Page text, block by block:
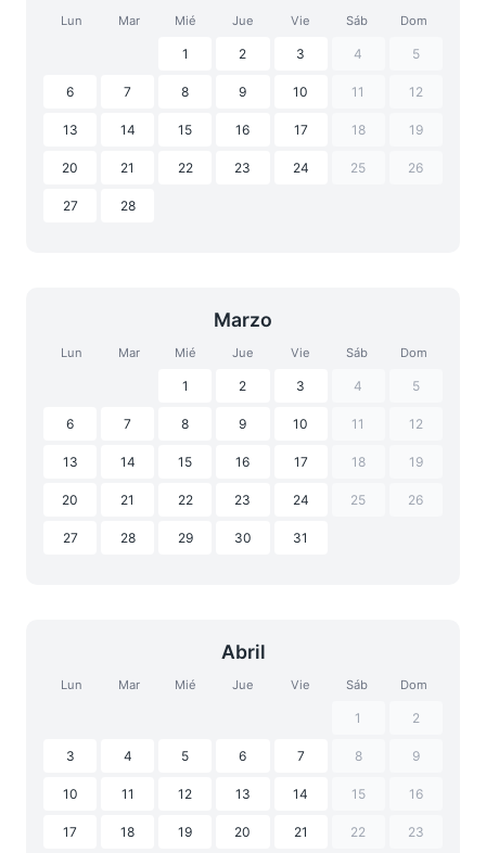
Lun Mar Mié Jue Vie Sáb Dom
1 2 3 4 5
6 7 8 9 10 11 12
13 14 15 16 17 18 19
20 21 22 23 24 25 26
27 28
Marzo
Lun Mar Mié Jue Vie Sáb Dom
1 2 3 4 5
6 7 8 9 10 11 12
13 14 15 16 17 18 19
20 21 22 23 24 25 26
27 28 29 30 31
Abril
Lun Mar Mié Jue Vie Sáb Dom
1 2
3 4 5 6 7 8 9
10 11 12 13 14 15 16
17 18 19 20 21 22 23